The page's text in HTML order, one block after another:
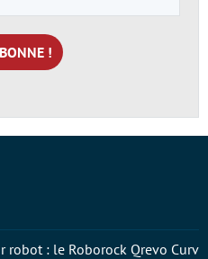
e-
mail
*
robot : le Roborock Qrevo Curv